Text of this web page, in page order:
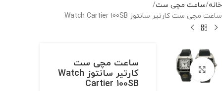
خانه ساعت مچی ست
ساعت مچی ست کارتیر سانتوز Watch Cartier 100SB
برای بزرگنمایی کلیک کنیدساعت مچی ست
کارتیر سانتوز Watch
Cartier 100SB